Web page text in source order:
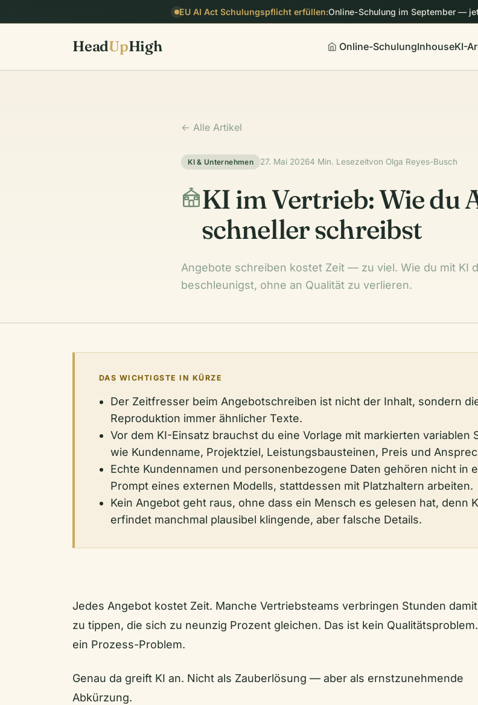
EU AI Act Schulungspflicht erfüllen:Online-Schulung im September —
HeadUpHigh Online-SchulungInhouseKI-
← Alle Artikel
KI & Unternehmen 27. Mai 20264 Min. Lesezeitvon Olga Reyes-Busch
KI im Vertrieb: Wie du
schneller schreibst
Angebote schreiben kostet Zeit — zu viel. Wie du mit KI
beschleunigst, ohne an Qualität zu verlieren.
DAS WICHTIGSTE IN KÜRZE
Der Zeitfresser beim Angebotschreiben ist nicht der Inhalt, sondern
Reproduktion immer ähnlicher Texte.
Vor dem KI-Einsatz brauchst du eine Vorlage mit markierten variablen
wie Kundenname, Projektziel, Leistungsbausteinen, Preis und
Echte Kundennamen und personenbezogene Daten gehören nicht in
Prompt eines externen Modells, stattdessen mit Platzhaltern arbeiten.
Kein Angebot geht raus, ohne dass ein Mensch es gelesen hat, denn
erfindet manchmal plausibel klingende, aber falsche Details.
Jedes Angebot kostet Zeit. Manche Vertriebsteams verbringen Stunden
zu tippen, die sich zu neunzig Prozent gleichen. Das ist kein
ein Prozess-Problem.
Genau da greift KI an. Nicht als Zauberlösung — aber als ernstzunehmende
Abkürzung.